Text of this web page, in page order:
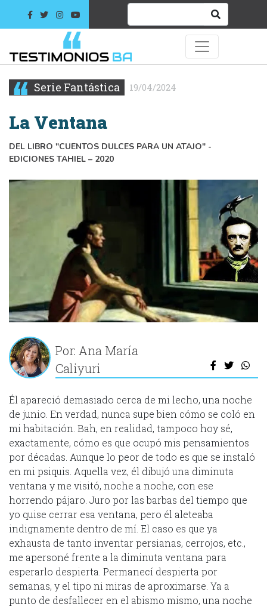
Serie Fantástica 19/04/2024
La Ventana
DEL LIBRO "CUENTOS DULCES PARA UN ATAJO" -
EDICIONES TAHIEL – 2020
Por: Ana María
Caliyuri
Él apareció demasiado cerca de mi lecho, una noche
de junio. En verdad, nunca supe bien cómo se coló en
mi habitación. Bah, en realidad, tampoco hoy sé,
exactamente, cómo es que ocupó mis pensamientos
por décadas. Aunque lo peor de todo es que se instaló
en mi psiquis. Aquella vez, él dibujó una diminuta
ventana y me visitó, noche a noche, con ese
horrendo pájaro. Juro por las barbas del tiempo que
yo quise cerrar esa ventana, pero él aleteaba
indignamente dentro de mí. El caso es que ya
exhausta de tanto inventar persianas, cerrojos, etc.,
me apersoné frente a la diminuta ventana para
esperarlo despierta. Permanecí despierta por
semanas, y el tipo ni miras de aproximarse. Ya a
punto de desfallecer en el abismo mismo, una noche